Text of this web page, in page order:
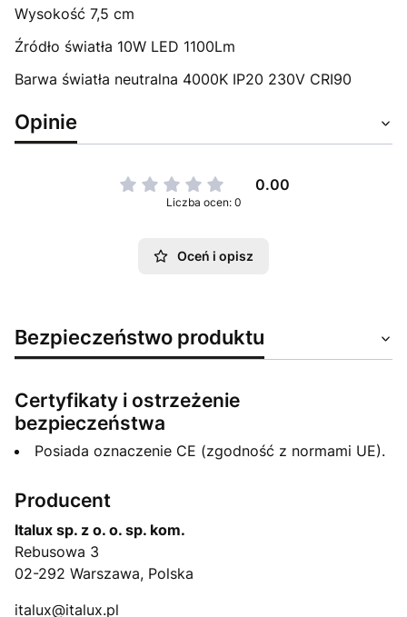
Wysokość 7,5 cm
Źródło światła 10W LED 1100Lm
Barwa światła neutralna 4000K IP20 230V CRI90
Opinie
0.00
Liczba ocen: 0
Oceń i opisz
Bezpieczeństwo produktu
Certyfikaty i ostrzeżenie
bezpieczeństwa
Posiada oznaczenie CE (zgodność z normami UE).
Producent
Italux sp. z o. o. sp. kom.
Rebusowa 3
02-292 Warszawa, Polska
italux@italux.pl